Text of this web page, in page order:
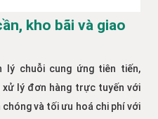
kho bãi và giao
lý chuỗi cung ứng tiên tiến,
lý đơn hàng trực tuyến với
chóng và tối ưu hoá chi phí với